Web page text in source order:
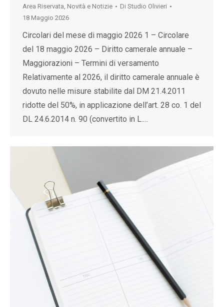
Area Riservata, Novità e Notizie Di Studio Olivieri
18 Maggio 2026
Circolari del mese di maggio 2026 1 – Circolare
del 18 maggio 2026 – Diritto camerale annuale –
Maggiorazioni – Termini di versamento
Relativamente al 2026, il diritto camerale annuale è
dovuto nelle misure stabilite dal DM 21.4.2011
ridotte del 50%, in applicazione dell’art. 28 co. 1 del
DL 24.6.2014 n. 90 (convertito in L.…